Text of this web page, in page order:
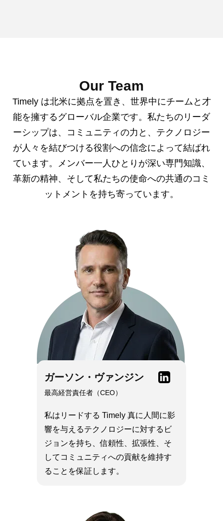
Our Team
Timely は北米に拠点を置き、世界中にチームと才
能を擁するグローバル企業です。私たちのリーダ
ーシップは、コミュニティの力と、テクノロジー
が人々を結びつける役割への信念によって結ばれ
ています。メンバー一人ひとりが深い専門知識、
革新の精神、そして私たちの使命への共通のコミ
ットメントを持ち寄っています。
ガーソン・ヴァンジン Linkedin ガ
最高経営責任者（CEO）
私はリードする Timely 真に人間に影
響を与えるテクノロジーに対するビ
ジョンを持ち、信頼性、拡張性、そ
してコミュニティへの貢献を維持す
ることを保証します。